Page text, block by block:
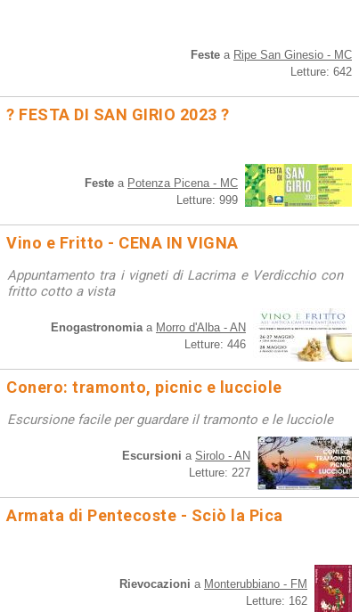
Feste a Ripe San Ginesio - MC
Letture: 642
? FESTA DI SAN GIRIO 2023 ?
Feste a Potenza Picena - MC
Letture: 999
Vino e Fritto - CENA IN VIGNA
Appuntamento tra i vigneti di Lacrima e Verdicchio con
fritto cotto a vista
Enogastronomiaa Morro d'Alba - AN
Letture: 446
Conero: tramonto, picnic e lucciole
Escursione facile per guardare il tramonto e le lucciole
Escursioni a Sirolo - AN
Letture: 227
Armata di Pentecoste - Sciò la Pica
Rievocazioni a Monterubbiano - FM
Letture: 162